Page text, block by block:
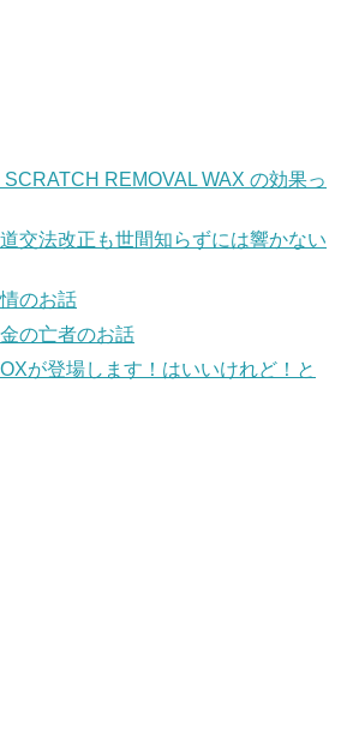
REMOVAL WAX の効果っ
交法改正も世間知らずには響かない
のお話
の亡者のお話
が登場します！はいいけれど！と